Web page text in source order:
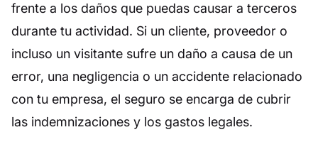
frente a los daños que puedas causar a terceros
durante tu actividad. Si un cliente, proveedor o
incluso un visitante sufre un daño a causa de un
error, una negligencia o un accidente relacionado
con tu empresa, el seguro se encarga de cubrir
las indemnizaciones y los gastos legales.